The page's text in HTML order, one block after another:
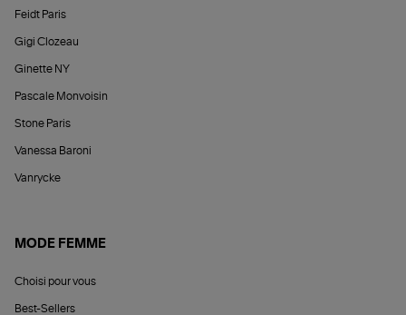
Feidt Paris
Gigi Clozeau
Ginette NY
Pascale Monvoisin
Stone Paris
Vanessa Baroni
Vanrycke
MODE FEMME
Choisi pour vous
Best-Sellers